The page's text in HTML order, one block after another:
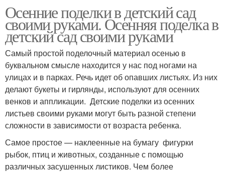
Осенние поделки в детский сад
своими руками. Осенняя поделка в
детский сад своими руками
Самый простой поделочный материал осенью в
буквальном смысле находится у нас под ногами на
улицах и в парках. Речь идет об опавших листьях. Из них
делают букеты и гирлянды, используют для осенних
венков и аппликации. Детские поделки из осенних
листьев своими руками могут быть разной степени
сложности в зависимости от возраста ребенка.
Самое простое — наклеенные на бумагу фигурки
рыбок, птиц и животных, созданные с помощью
различных засушенных листиков. Чем более